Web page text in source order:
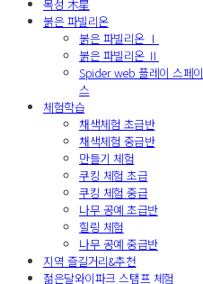
목성 木星
붉은 파빌리온
붉은 파빌리온 Ⅰ
붉은 파빌리온 Ⅱ
Spider web 플레이 스페이
스
체험학습
채색체험 초급반
채색체험 중급반
만들기 체험
쿠킹 체험 초급
쿠킹 체험 중급
나무 공예 초급반
힐링 체험
나무 공예 중급반
지역 즐길거리&추천
젊은달와이파크 스탬프 체험